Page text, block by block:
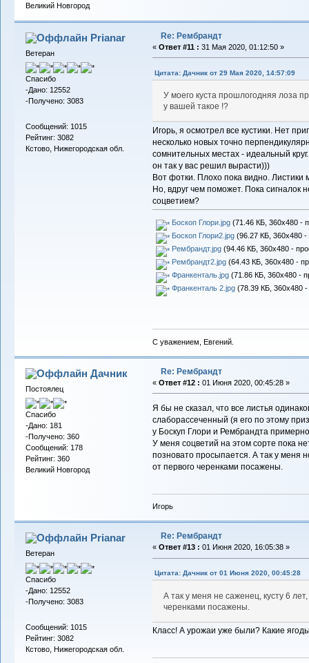
Великий Новгород
Prianar
Ветеран
Спасибо
-Дано: 12552
-Получено: 3083
Сообщений: 1015
Рейтинг: 3082
Кстово, Нижегородская обл.
Re: Рембрандт
« Ответ #11 : 31 Мая 2020, 01:12:50 »
Цитата: Дачник от 29 Мая 2020, 14:57:09
У моего куста прошлогодняя лоза
у вашей такое !?
Игорь, я осмотрел все кустики. Нет
несколько новых точно
сомнительных местах - идеальный
он так у вас решил вырасти)))
Вот фотки. Плохо пока видно. Листики
Но, вдруг чем поможет. Пока сигналок
соцветием?
Боскоп Глори.jpg(71.46 КБ, 360x480 -
Боскоп Глори2.jpg(96.27 КБ, 360x480 -
Рембрандт.jpg(94.46 КБ, 360x480 -
Рембрандт2.jpg(64.43 КБ, 360x480 -
Франкенталь.jpg(71.86 КБ, 360x480 -
Франкенталь 2.jpg(78.39 КБ, 360x480 -
С уважением, Евгений.
Дачник
Постоялец
Спасибо
-Дано: 181
-Получено: 360
Сообщений: 178
Рейтинг: 360
Великий Новгород
Re: Рембрандт
« Ответ #12 : 01 Июня 2020, 00:45:28 »
Я бы не сказал, что все листья
слаборассеченный (я его по этому
у Боскуп Глори и Рембрандта
У меня соцветий на этом сорте пока
позновато просыпается. А так у меня
от первого черенками посажены.
Игорь
Prianar
Ветеран
Спасибо
-Дано: 12552
-Получено: 3083
Сообщений: 1015
Рейтинг: 3082
Кстово, Нижегородская обл.
Re: Рембрандт
« Ответ #13 : 01 Июня 2020, 16:05:38 »
Цитата: Дачник от 01 Июня 2020, 00:45:28
А так у меня не саженец, кусту 6
черенками посажены.
Класс! А урожаи уже были? Какие